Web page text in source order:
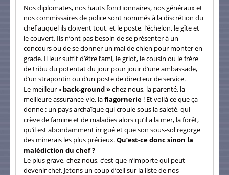
Nos diplomates, nos hauts fonctionnaires, nos généraux et
nos commissaires de police sont nommés à la discrétion du
chef auquel ils doivent tout, et le poste, l’échelon, le gîte et
le couvert. Ils n’ont pas besoin de se présenter à un
concours ou de se donner un mal de chien pour monter en
grade. Il leur suffit d’être l’ami, le griot, le cousin ou le frère
de tribu du potentat du jour pour jouir d’une ambassade,
d’un strapontin ou d’un poste de directeur de service.
Le meilleur « back-ground » chez nous, la parenté, la
meilleure assurance-vie, laflagornerie ! Et voilà ce que ça
donne : un pays archaïque qui croule sous la saleté, qui
crève de famine et de maladies alors qu’il a la mer, la forêt,
qu’il est abondamment irrigué et que son sous-sol regorge
des minerais les plus précieux.Qu’est-ce donc sinon la
malédiction du chef ?
Le plus grave, chez nous, c’est que n’importe qui peut
devenir chef. Jetons un coup d’œil sur la liste de nos